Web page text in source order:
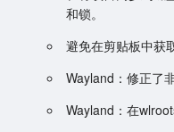
和锁。
避免在剪贴板中获
Wayland：修正了
Wayland：在